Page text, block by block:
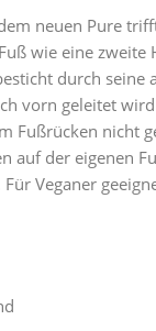
neuen Pure
wie eine
durch
vorn geleitet
Fußrücken
auf der eigenen
Veganer